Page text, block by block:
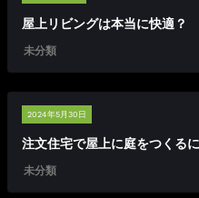
屋上リビングは本当に快適？
未分類
2024年5月30日
注文住宅で屋上に庭をつくる
未分類